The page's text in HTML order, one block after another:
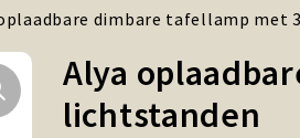
dimbare tafellamp met
Alya
lichtstanden